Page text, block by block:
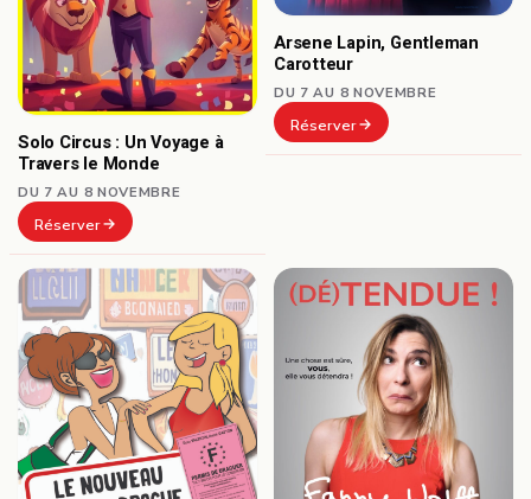
Solo Circus : Un Voyage à
Travers le Monde
DU 7 AU 8 NOVEMBRE
Réserver
Arsene Lapin, Gentleman
Carotteur
DU 7 AU 8 NOVEMBRE
Réserver